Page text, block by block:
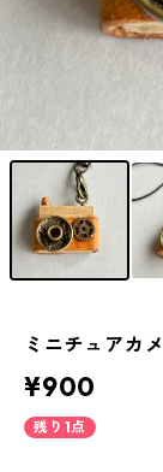
ミニチュアカ
¥900
残り1点